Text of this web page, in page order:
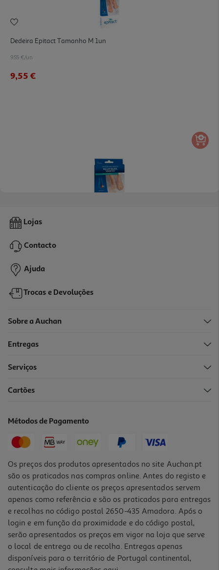
Dedeira Epitact Tamanho M 1un
9.55 €/un
9,55 €
Órtese Epitact Proteção Joanetes M 1un
26,05 €
Lojas
Contacto
Ajuda
Trocas e Devoluções
Sobre a Auchan
Entregas
Serviços
Cartões
Métodos de Pagamento
Os preços dos produtos apresentados no site Auchan.pt
são os praticados nas compras online. Antes do registo e
autenticação do cliente os preços apresentados servem
apenas como referência e são os praticados para entregas
e recolhas no código postal 2650-435 Amadora. Após o
login e em função da proximidade e do código postal,
serão apresentados os preços em vigor na loja que serve
o local de entrega ou de recolha. Entregas apenas
disponíveis para o território de Portugal continental,